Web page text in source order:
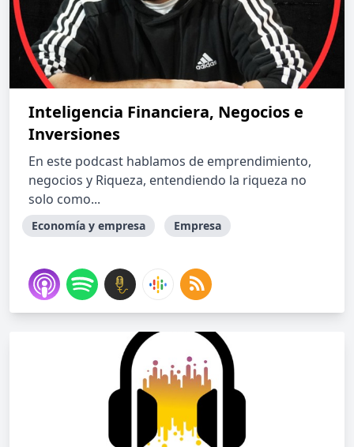
Inteligencia Financiera, Negocios e
Inversiones
En este podcast hablamos de emprendimiento,
negocios y Riqueza, entendiendo la riqueza no
solo como...
Economía y empresa Empresa